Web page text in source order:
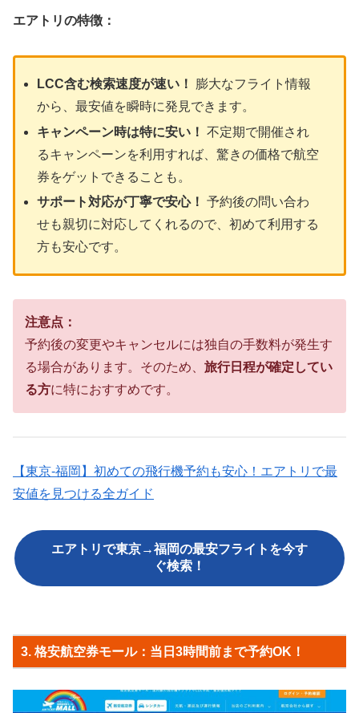
エアトリの特徴：
LCC含む検索速度が速い！
膨大なフライト情報
から、最安値を瞬時に発見できます。
キャンペーン時は特に安い！ 不定期で開催され
るキャンペーンを利用すれば、驚きの価格で航空
券をゲットできることも。
サポート対応が丁寧で安心！ 予約後の問い合わ
せも親切に対応してくれるので、初めて利用する
方も安心です。
注意点：
予約後の変更やキャンセルには独自の手数料が発生す
る場合があります。そのため、 旅行日程が確定してい
る方に特におすすめです。
【東京-福岡】初めての飛行機予約も安心！エアトリで最
安値を見つける全ガイド
エアトリで東京→福岡の最安フライトを今す
ぐ検索！
3. 格安航空券モール：当日3時間前まで予約OK！